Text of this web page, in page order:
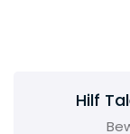
hoheitlichen
Hilf